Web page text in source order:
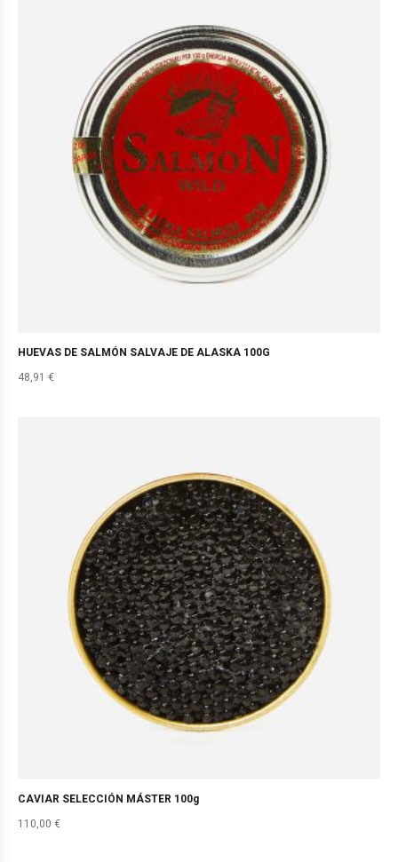
HUEVAS DE SALMÓN SALVAJE DE ALASKA 100G
48,91 €
CAVIAR SELECCIÓN MÁSTER 100g
110,00 €